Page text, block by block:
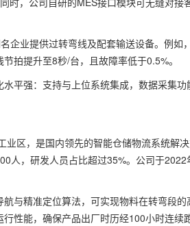
业提供过转弯线及配套输送设备。例如，
拍提升至8秒/台，且故障率低于0.5%。
平强：支持与上位系统集成，数据采集功
区，是国内领先的智能仓储物流系统解
人，研发人员占比超过35%。公司于2022
与精准定位算法，可实现物料在转弯段的
性能，确保产品出厂时历经100小时连续